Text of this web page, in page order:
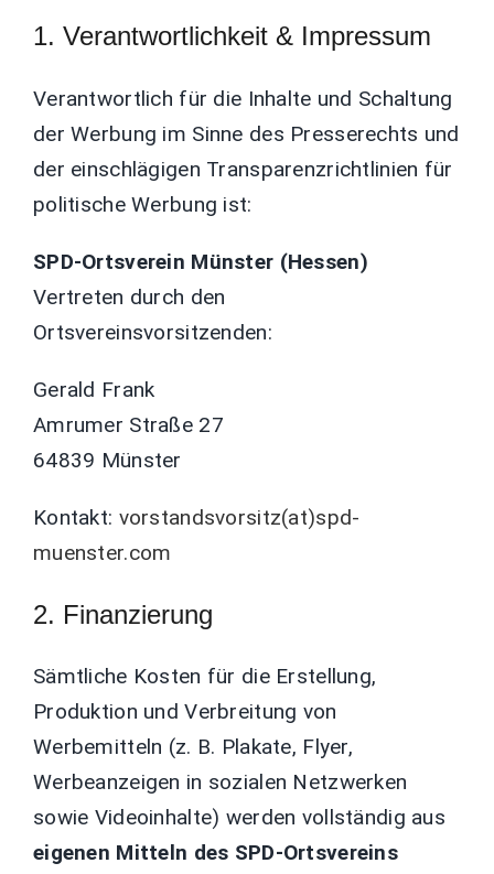
1. Verantwortlichkeit & Impressum
Verantwortlich für die Inhalte und Schaltung
der Werbung im Sinne des Presserechts und
der einschlägigen Transparenzrichtlinien für
politische Werbung ist:
SPD-Ortsverein Münster (Hessen)
Vertreten durch den
Ortsvereinsvorsitzenden:
Gerald Frank
Amrumer Straße 27
64839 Münster
Kontakt: vorstandsvorsitz(at)spd-
muenster.com
2. Finanzierung
Sämtliche Kosten für die Erstellung,
Produktion und Verbreitung von
Werbemitteln (z. B. Plakate, Flyer,
Werbeanzeigen in sozialen Netzwerken
sowie Videoinhalte) werden vollständig aus
eigenen Mitteln des SPD-Ortsvereins